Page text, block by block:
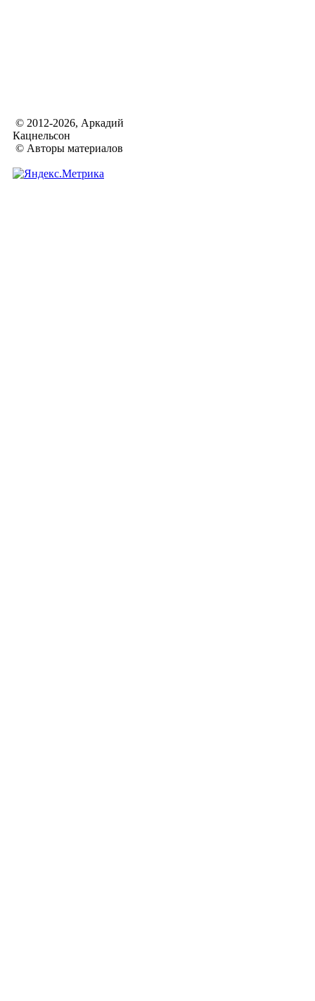
© 2012-2026, Аркадий
Кацнельсон
© Авторы материалов